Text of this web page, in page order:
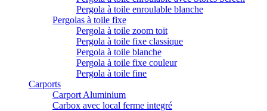
Pergola à toile enroulable blanche
Pergolas à toile fixe
Pergola à toile zoom toit
Pergola à toile fixe classique
Pergola à toile blanche
Pergola à toile fixe couleur
Pergola à toile fine
Carports
Carport Aluminium
Carbox avec local ferme integré